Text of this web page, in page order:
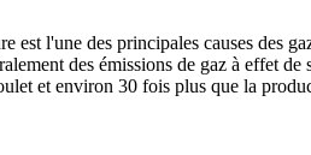
l'une des principales causes des
des émissions de gaz à effet
et environ 30 fois plus que la